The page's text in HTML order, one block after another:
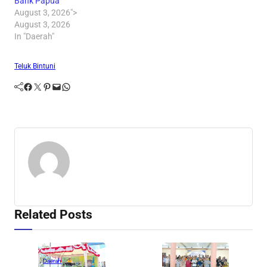
August 3, 2026">
August 3, 2026
In "Daerah"
Teluk Bintuni
Facebook Twitter Pinterest Mail WhatsApp
Related Posts
Daerah